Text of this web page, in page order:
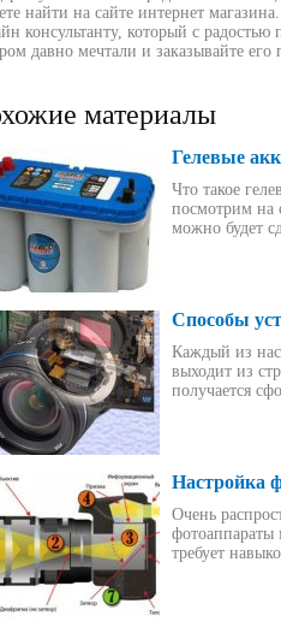
найти на сайте интернет
консультанту, который с
давно мечтали и заказывайте его
материалы
Гелевые
Что такое
посмотрим на
можно будет
Способы
Каждый из нас
выходит из
получается
Настройка
Очень
фотоаппараты
требует